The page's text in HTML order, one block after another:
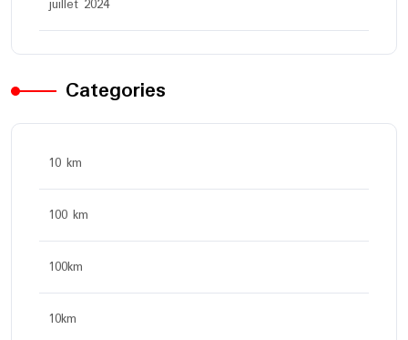
juillet 2024
Categories
10 km
100 km
100km
10km